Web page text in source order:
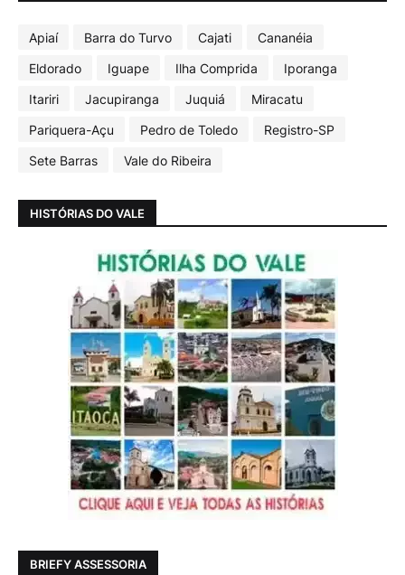
Apiaí Barra do Turvo Cajati
Cananéia
Eldorado
Iguape Ilha Comprida
Iporanga
Itariri
Jacupiranga Juquiá
Miracatu
Pariquera-Açu
Pedro de Toledo
Registro-SP
Sete Barras
Vale do Ribeira
HISTÓRIAS DO VALE
BRIEFY ASSESSORIA